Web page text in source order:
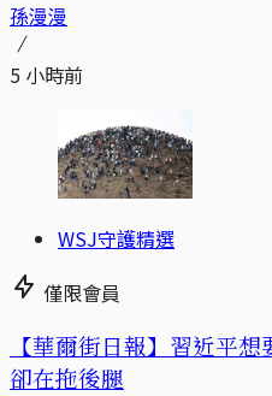
孫漫漫
5 小時前
WSJ守護精選
僅限會員
【華爾街日報】習近平
卻在拖後腿